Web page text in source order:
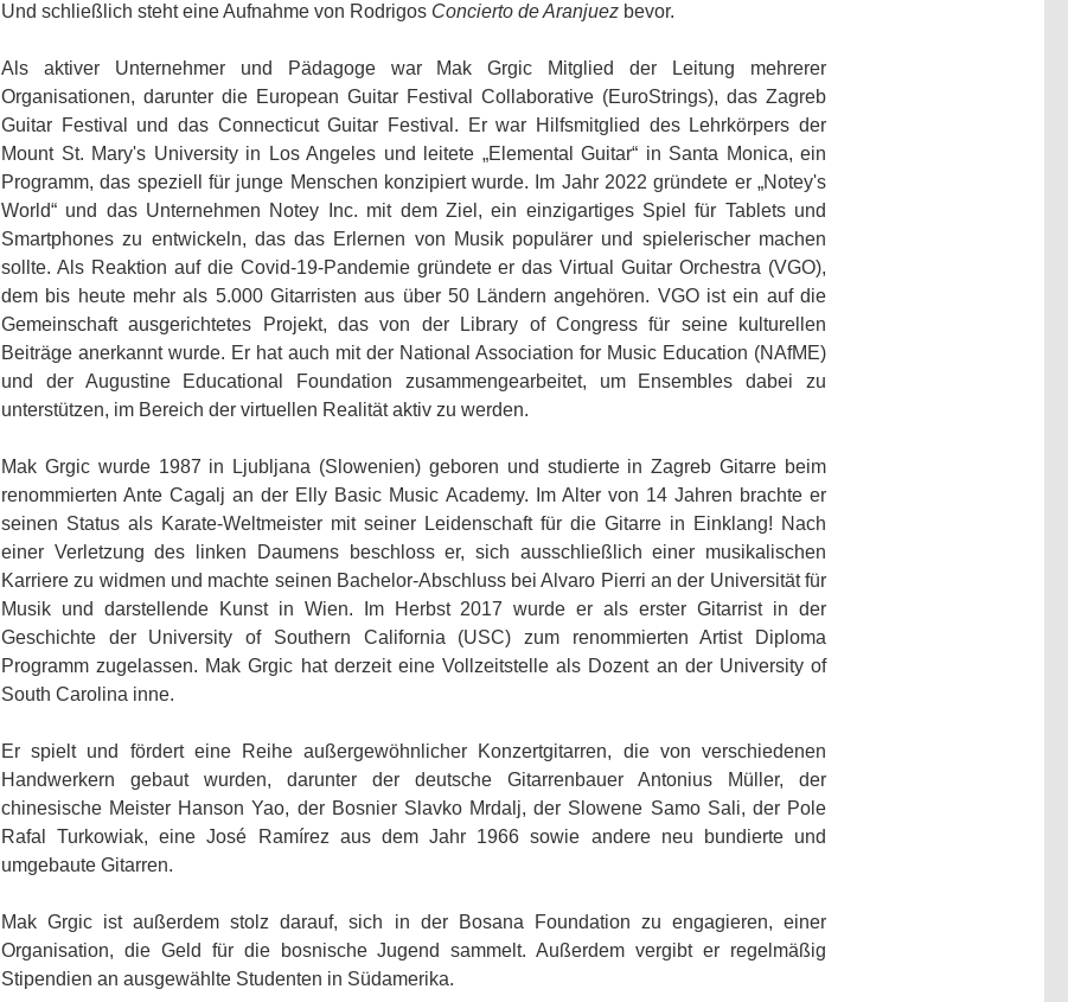
Und schließlich steht eine Aufnahme von Rodrigos Concierto de Aranjuez bevor.
Als aktiver Unternehmer und Pädagoge war Mak Grgic Mitglied der Leitung mehrerer
Organisationen, darunter die European Guitar Festival Collaborative (EuroStrings), das Zagreb
Guitar Festival und das Connecticut Guitar Festival. Er war Hilfsmitglied des Lehrkörpers der
Mount St. Mary's University in Los Angeles und leitete „Elemental Guitar“ in Santa Monica, ein
Programm, das speziell für junge Menschen konzipiert wurde. Im Jahr 2022 gründete er „Notey's
World“ und das Unternehmen Notey Inc. mit dem Ziel, ein einzigartiges Spiel für Tablets und
Smartphones zu entwickeln, das das Erlernen von Musik populärer und spielerischer machen
sollte. Als Reaktion auf die Covid-19-Pandemie gründete er das Virtual Guitar Orchestra (VGO),
dem bis heute mehr als 5.000 Gitarristen aus über 50 Ländern angehören. VGO ist ein auf die
Gemeinschaft ausgerichtetes Projekt, das von der Library of Congress für seine kulturellen
Beiträge anerkannt wurde. Er hat auch mit der National Association for Music Education (NAfME)
und der Augustine Educational Foundation zusammengearbeitet, um Ensembles dabei zu
unterstützen, im Bereich der virtuellen Realität aktiv zu werden.
Mak Grgic wurde 1987 in Ljubljana (Slowenien) geboren und studierte in Zagreb Gitarre beim
renommierten Ante Cagalj an der Elly Basic Music Academy. Im Alter von 14 Jahren brachte er
seinen Status als Karate-Weltmeister mit seiner Leidenschaft für die Gitarre in Einklang! Nach
einer Verletzung des linken Daumens beschloss er, sich ausschließlich einer musikalischen
Karriere zu widmen und machte seinen Bachelor-Abschluss bei Alvaro Pierri an der Universität für
Musik und darstellende Kunst in Wien. Im Herbst 2017 wurde er als erster Gitarrist in der
Geschichte der University of Southern California (USC) zum renommierten Artist Diploma
Programm zugelassen. Mak Grgic hat derzeit eine Vollzeitstelle als Dozent an der University of
South Carolina inne.
Er spielt und fördert eine Reihe außergewöhnlicher Konzertgitarren, die von verschiedenen
Handwerkern gebaut wurden, darunter der deutsche Gitarrenbauer Antonius Müller, der
chinesische Meister Hanson Yao, der Bosnier Slavko Mrdalj, der Slowene Samo Sali, der Pole
Rafal Turkowiak, eine José Ramírez aus dem Jahr 1966 sowie andere neu bundierte und
umgebaute Gitarren.
Mak Grgic ist außerdem stolz darauf, sich in der Bosana Foundation zu engagieren, einer
Organisation, die Geld für die bosnische Jugend sammelt. Außerdem vergibt er regelmäßig
Stipendien an ausgewählte Studenten in Südamerika.